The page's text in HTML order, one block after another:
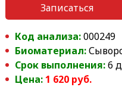
Записаться
Код анализа:000249
Биоматериал:
Срок выполнения:6
Цена: 1 620 руб.